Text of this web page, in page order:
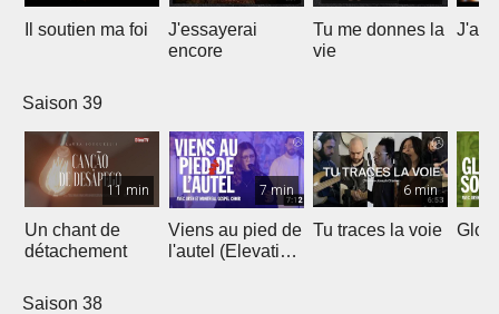
Il soutien ma foi
J'essayerai
encore
Tu me donnes la
vie
J'ai
Saison 39
11 min
Un chant de
détachement
7 min
Viens au pied de
l'autel (Elevation
6 min
Tu traces la voie
Saison 38